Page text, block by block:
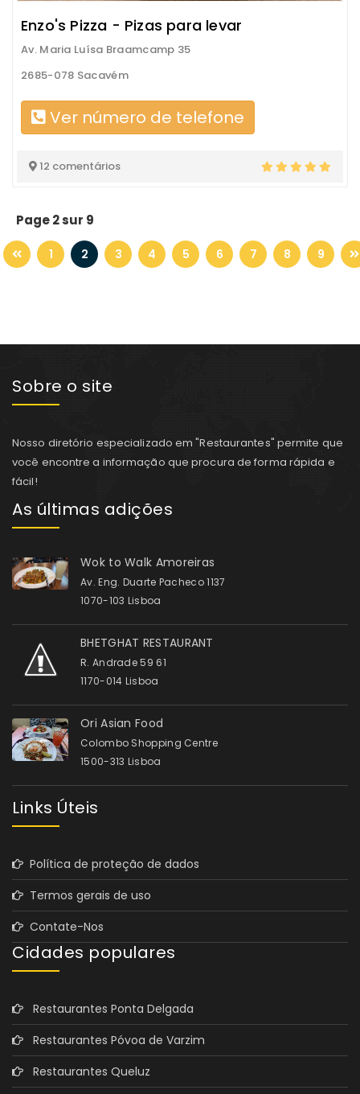
Enzo's Pizza - Pizas para levar
Av. Maria Luísa Braamcamp 35
2685-078 Sacavém
Ver número de telefone
12 comentários
Page 2 sur 9
1 2 3 4 5 6 7 8 9
Sobre o site
Nosso diretório especializado em "Restaurantes" permite que
você encontre a informação que procura de forma rápida e
fácil!
As últimas adições
Wok to Walk Amoreiras
Av. Eng. Duarte Pacheco 1137
1070-103 Lisboa
BHETGHAT RESTAURANT
R. Andrade 59 61
1170-014 Lisboa
Ori Asian Food
Colombo Shopping Centre
1500-313 Lisboa
Links Úteis
Política de proteção de dados
Termos gerais de uso
Contate-Nos
Cidades populares
Restaurantes Ponta Delgada
Restaurantes Póvoa de Varzim
Restaurantes Queluz